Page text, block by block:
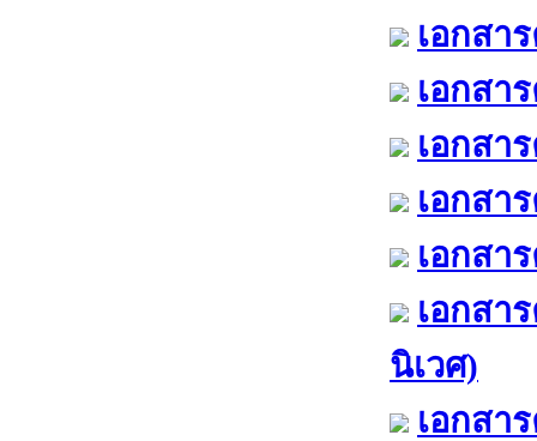
เอกสา
เอกสา
เอกสา
เอกสา
เอกสา
เอกสา
นิเวศ)
เอกสา